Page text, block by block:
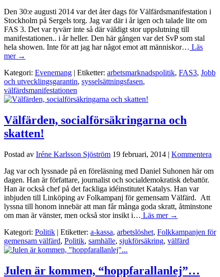
Den 30:e augusti 2014 var det åter dags för Välfärdsmanifestation i
Stockholm på Sergels torg. Jag var där i år igen och talade lite om
FAS 3. Det var tyvärr inte så där väldigt stor uppslutning till
manifestationen.. i år heller. Den här gången var det SvP som stal
hela showen. Inte för att jag har något emot att människor… Läs
mer →
Kategori: Evenemang | Etiketter: arbetsmarknadspolitik, FAS3, Jobb
och utvecklingsgarantin, sysselsättningsfasen,
välfärdsmanifestationen
Välfärden, socialförsäkringarna och
skatten!
Postad av Iréne Karlsson Sjöström 19 februari, 2014 | Kommentera
Jag var och lyssnade på en föreläsning med Daniel Suhonen här om
dagen. Han är författare, journalist och socialdemokratisk debattör.
Han är också chef på det fackliga idéinstitutet Katalys. Han var
inbjuden till Linköping av Folkampanj för gemensam Välfärd. Att
lyssna till honom innebär att man får många goda skratt, åtminstone
om man är vänster, men också stor insikt i… Läs mer →
Kategori: Politik | Etiketter: a-kassa, arbetslöshet, Folkkampanjen för
gemensam välfärd, Politik, samhälle, sjukförsäkring, välfärd
Julen är kommen, “hoppfarallanlej”…